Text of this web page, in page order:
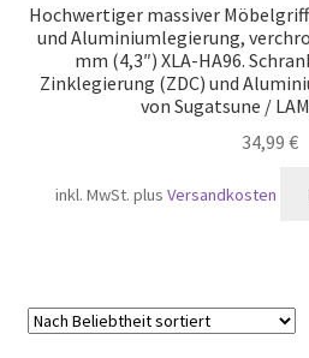
Hochwertiger massiver
und Aluminiumlegierung,
mm (4,3″) XLA-HA96.
Zinklegierung (ZDC) und
von Sugatsune /
34,99 €
inkl. MwSt. plusVersandkosten